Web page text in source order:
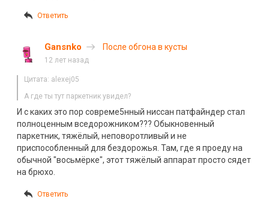
Ответить
Gansnko После обгона в кусты
12 лет назад
Цитата: alexej05
А где ты тут паркетник увидел?
И с каких это пор совреме5нный ниссан патфайндер стал
полноценным вседорожником??? Обыкновенный
паркетник, тяжёлый, неповоротливый и не
приспособленный для бездорожья. Там, где я проеду на
обычной "восьмёрке", этот тяжёлый аппарат просто сядет
на брюхо.
Ответить